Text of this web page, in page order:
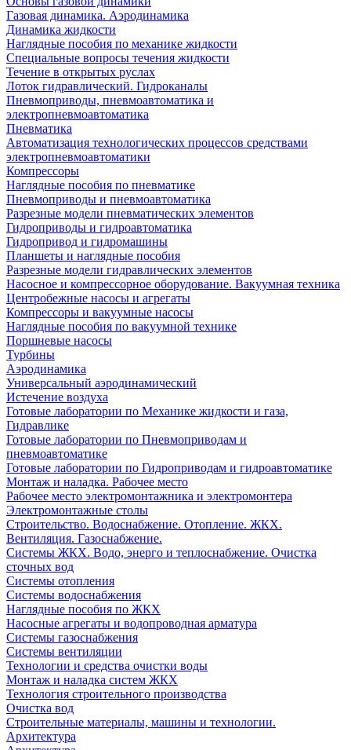
Газовая динамика. Аэродинамика
Динамика жидкости
Наглядные пособия по механике жидкости
Специальные вопросы течения жидкости
Течение в открытых руслах
Лоток гидравлический. Гидроканалы
Пневмоприводы, пневмоавтоматика и
электропневмоавтоматика
Пневматика
Автоматизация технологических процессов средствами
электропневмоавтоматики
Компрессоры
Наглядные пособия по пневматике
Пневмоприводы и пневмоавтоматика
Разрезные модели пневматических элементов
Гидроприводы и гидроавтоматика
Гидропривод и гидромашины
Планшеты и наглядные пособия
Разрезные модели гидравлических элементов
Насосное и компрессорное оборудование. Вакуумная техника
Центробежные насосы и агрегаты
Компрессоры и вакуумные насосы
Наглядные пособия по вакуумной технике
Поршневые насосы
Турбины
Аэродинамика
Универсальный аэродинамический
Истечение воздуха
Готовые лаборатории по Механике жидкости и газа,
Гидравлике
Готовые лаборатории по Пневмоприводам и
пневмоавтоматике
Готовые лаборатории по Гидроприводам и гидроавтоматике
Монтаж и наладка. Рабочее место
Рабочее место электромонтажника и электромонтера
Электромонтажные столы
Строительство. Водоснабжение. Отопление. ЖКХ.
Вентиляция. Газоснабжение.
Системы ЖКХ. Водо, энерго и теплоснабжение. Очистка
сточных вод
Системы отопления
Системы водоснабжения
Наглядные пособия по ЖКХ
Насосные агрегаты и водопроводная арматура
Системы газоснабжения
Системы вентиляции
Технологии и средства очистки воды
Монтаж и наладка систем ЖКХ
Технология строительного производства
Очистка вод
Строительные материалы, машины и технологии.
Архитектура